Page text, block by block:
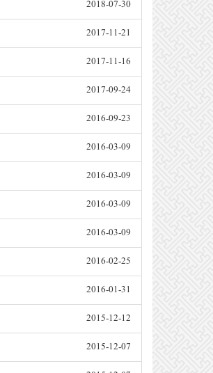
2018-07-30
2017-11-21
2017-11-16
2017-09-24
2016-09-23
2016-03-09
2016-03-09
2016-03-09
2016-03-09
2016-02-25
2016-01-31
2015-12-12
2015-12-07